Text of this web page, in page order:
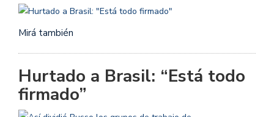
Mirá también
Hurtado a Brasil: “Está todo
firmado”